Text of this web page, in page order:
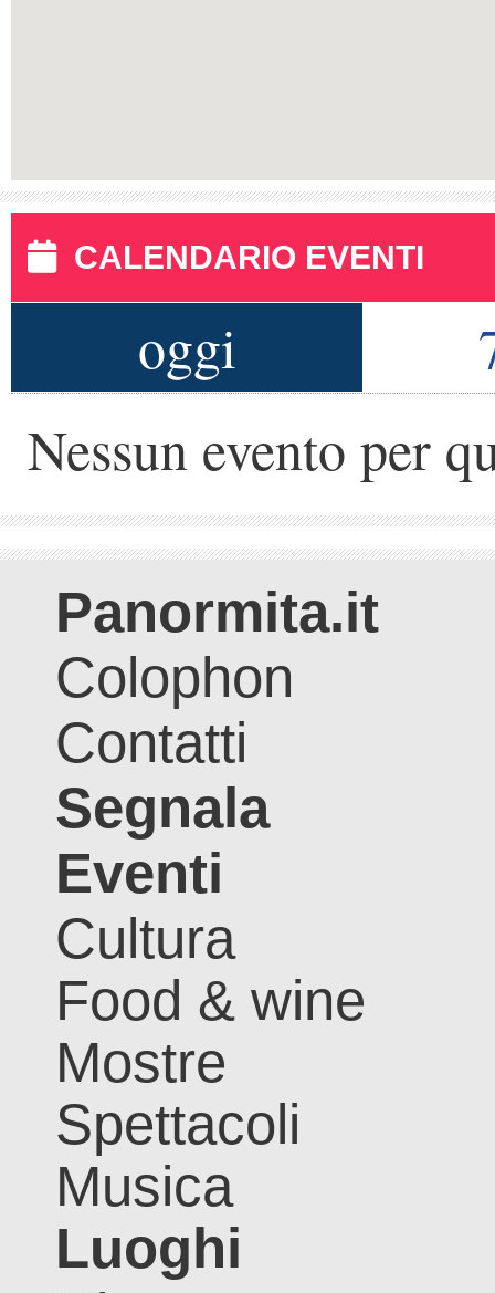
CALENDARIO EVENTI
oggi
Nessun evento per
Panormita.it
Colophon
Contatti
Segnala
Eventi
Cultura
Food & wine
Mostre
Spettacoli
Musica
Luoghi